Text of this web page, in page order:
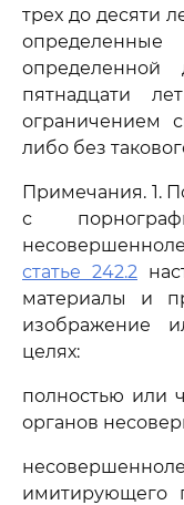
трех до десяти
определенные
пятнадцати
ограничением
либо без
Примечания. 1.
с
статье 242.2
материалы и
изображение
целях:
полностью или
органов
имитирующего